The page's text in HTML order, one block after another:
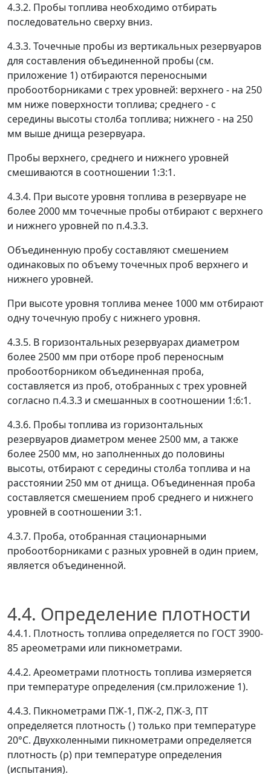
4.3.2. Пробы топлива необходимо отбирать
последовательно сверху вниз.
4.3.3. Точечные пробы из вертикальных резервуаров
для составления объединенной пробы (см.
приложение 1) отбираются переносными
пробоотборниками с трех уровней: верхнего - на 250
мм ниже поверхности топлива; среднего - с
середины высоты столба топлива; нижнего - на 250
мм выше днища резервуара.
Пробы верхнего, среднего и нижнего уровней
смешиваются в соотношении 1:3:1.
4.3.4. При высоте уровня топлива в резервуаре не
более 2000 мм точечные пробы отбирают с верхнего
и нижнего уровней по п.4.3.3.
Объединенную пробу составляют смешением
одинаковых по объему точечных проб верхнего и
нижнего уровней.
При высоте уровня топлива менее 1000 мм отбирают
одну точечную пробу с нижнего уровня.
4.3.5. В горизонтальных резервуарах диаметром
более 2500 мм при отборе проб переносным
пробоотборником объединенная проба,
составляется из проб, отобранных с трех уровней
согласно п.4.3.3 и смешанных в соотношении 1:6:1.
4.3.6. Пробы топлива из горизонтальных
резервуаров диаметром менее 2500 мм, а также
более 2500 мм, но заполненных до половины
высоты, отбирают с середины столба топлива и на
расстоянии 250 мм от днища. Объединенная проба
составляется смешением проб среднего и нижнего
уровней в соотношении 3:1.
4.3.7. Проба, отобранная стационарными
пробоотборниками с разных уровней в один прием,
является объединенной.
4.4. Определение плотности
4.4.1. Плотность топлива определяется по ГОСТ 3900-
85 ареометрами или пикнометрами.
4.4.2. Ареометрами плотность топлива измеряется
при температуре определения (см.приложение 1).
4.4.3. Пикнометрами ПЖ-1, ПЖ-2, ПЖ-3, ПТ
определяется плотность () только при температуре
20°С. Двухколенными пикнометрами определяется
плотность (ρ) при температуре определения
(испытания).